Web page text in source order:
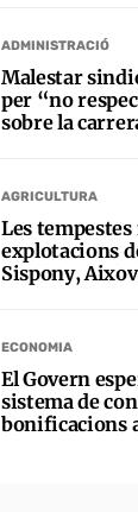
ADMINISTRACIÓ
Malestar
per “no
sobre la
AGRICULTURA
Les
explotacions
Sispony,
ECONOMIA
El Govern
sistema de
bonificacions